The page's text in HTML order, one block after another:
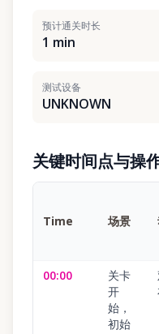
预计通关时长
1 min
测试设备
UNKNOWN
关键时间点与操
Time 场景
00:00
关卡
开
始，
初始